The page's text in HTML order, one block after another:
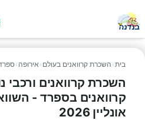
בית› השכרת קרוואנים בעולם › אירופה ›
השכרת קרוואנים ורכבי
קרוואנים בספרד -
אונליין 2026